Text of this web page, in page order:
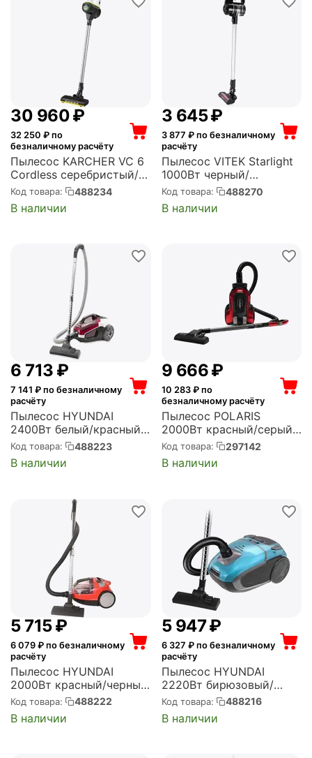
30 960₽
32 250 ₽ по
безналичному расчёту
Пылесос KARCHER VC 6
Cordless серебристый/
белый (1.198-673.0)
Код товара: 488234
В наличии
3 645₽
3 877 ₽ по безналичному
расчёту
Пылесос VITEK Starlight
1000Вт черный/
серебристый (VT-8143)
Код товара: 488270
В наличии
6 713 ₽
7 141 ₽ по безналичному
расчёту
Пылесос HYUNDAI
2400Вт белый/красный
(HYV-C3370)
Код товара: 488223
В наличии
9 666₽
10 283₽ по
безналичному расчёту
Пылесос POLARIS
2000Вт красный/серый
(PVC 2003RI)
Код товара: 297142
В наличии
5 715₽
6 079 ₽ по безналичному
расчёту
Пылесос HYUNDAI
2000Вт красный/черный
(HYV-C3075)
Код товара: 488222
В наличии
5 947₽
6 327 ₽ по безналичному
расчёту
Пылесос HYUNDAI
2220Вт бирюзовый/
черный (в
компл.:1мешок) (HYV-
B4990)
Код товара: 488216
В наличии